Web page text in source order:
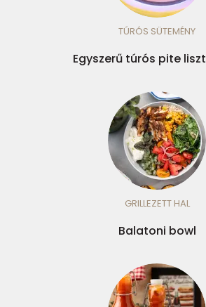
TÚRÓS SÜTEMÉNY
Egyszerű túrós pite
GRILLEZETT HAL
Balatoni bowl